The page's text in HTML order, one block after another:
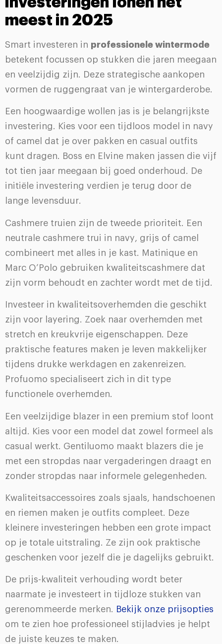
meest in 2025
Smart investeren in professionele wintermode
betekent focussen op stukken die jaren meegaan
en veelzijdig zijn. Deze strategische aankopen
vormen de ruggengraat van je wintergarderobe.
Een hoogwaardige wollen jas is je belangrijkste
investering. Kies voor een tijdloos model in navy
of camel dat je over pakken en casual outfits
kunt dragen. Boss en Elvine maken jassen die vijf
tot tien jaar meegaan bij goed onderhoud. De
initiële investering verdien je terug door de
lange levensduur.
Cashmere truien zijn de tweede prioriteit. Een
neutrale cashmere trui in navy, grijs of camel
combineert met alles in je kast. Matinique en
Marc O’Polo gebruiken kwaliteitscashmere dat
zijn vorm behoudt en zachter wordt met de tijd.
Investeer in kwaliteitsoverhemden die geschikt
zijn voor layering. Zoek naar overhemden met
stretch en kreukvrije eigenschappen. Deze
praktische features maken je leven makkelijker
tijdens drukke werkdagen en zakenreizen.
Profuomo specialiseert zich in dit type
functionele overhemden.
Een veelzijdige blazer in een premium stof loont
altijd. Kies voor een model dat zowel formeel als
casual werkt. Gentiluomo maakt blazers die je
met een stropdas naar vergaderingen draagt en
zonder stropdas naar informele gelegenheden.
Kwaliteitsaccessoires zoals sjaals, handschoenen
en riemen maken je outfits compleet. Deze
kleinere investeringen hebben een grote impact
op je totale uitstraling. Ze zijn ook praktische
geschenken voor jezelf die je dagelijks gebruikt.
De prijs-kwaliteit verhouding wordt beter
naarmate je investeert in tijdloze stukken van
gerenommeerde merken. Bekijk onze prijsopties
om te zien hoe professioneel stijladvies je helpt
de juiste keuzes te maken.